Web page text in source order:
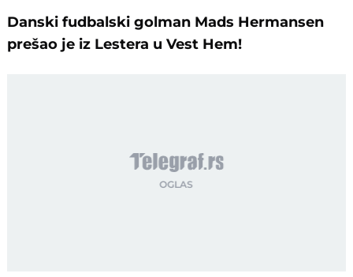
Danski fudbalski golman Mads Hermansen
prešao je iz Lestera u Vest Hem!